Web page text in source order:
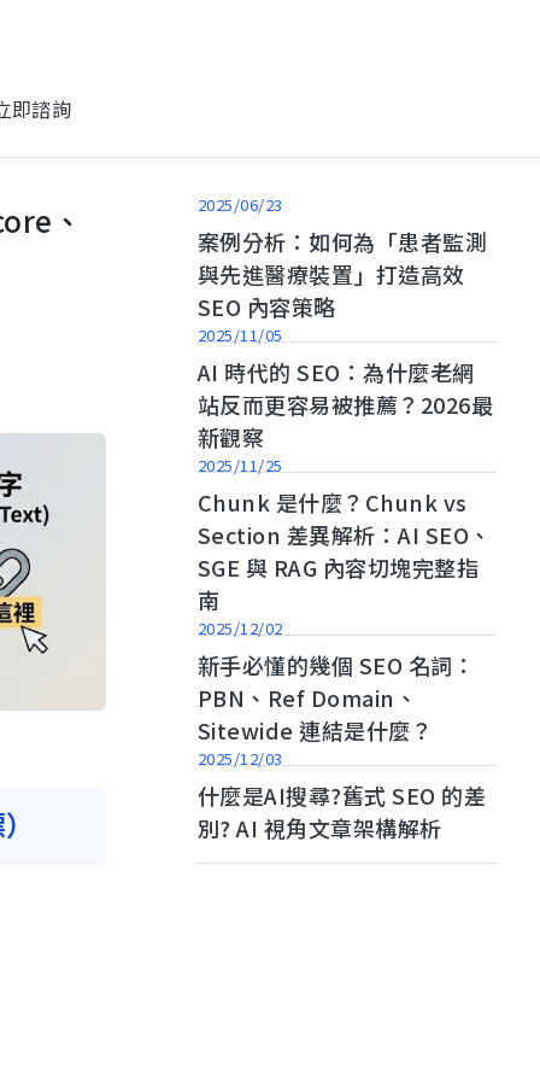
即諮詢
跨國企業
台灣谷米
電子科技
基嘉科技
、 2025/06/23
案例分析：如何為「患者監測
與先進醫療裝置」打造高效
SEO 內容策略
2025/11/05
AI 時代的 SEO：為什麼老網
站反而更容易被推薦？2026最
新觀察
2025/11/25
Chunk 是什麼？Chunk vs
Section 差異解析：AI SEO、
SGE 與 RAG 內容切塊完整指
南
2025/12/02
新手必懂的幾個 SEO 名詞：
PBN、Ref Domain、
Sitewide 連結是什麼？
2025/12/03
什麼是AI搜尋?舊式 SEO 的差
別? AI 視角文章架構解析